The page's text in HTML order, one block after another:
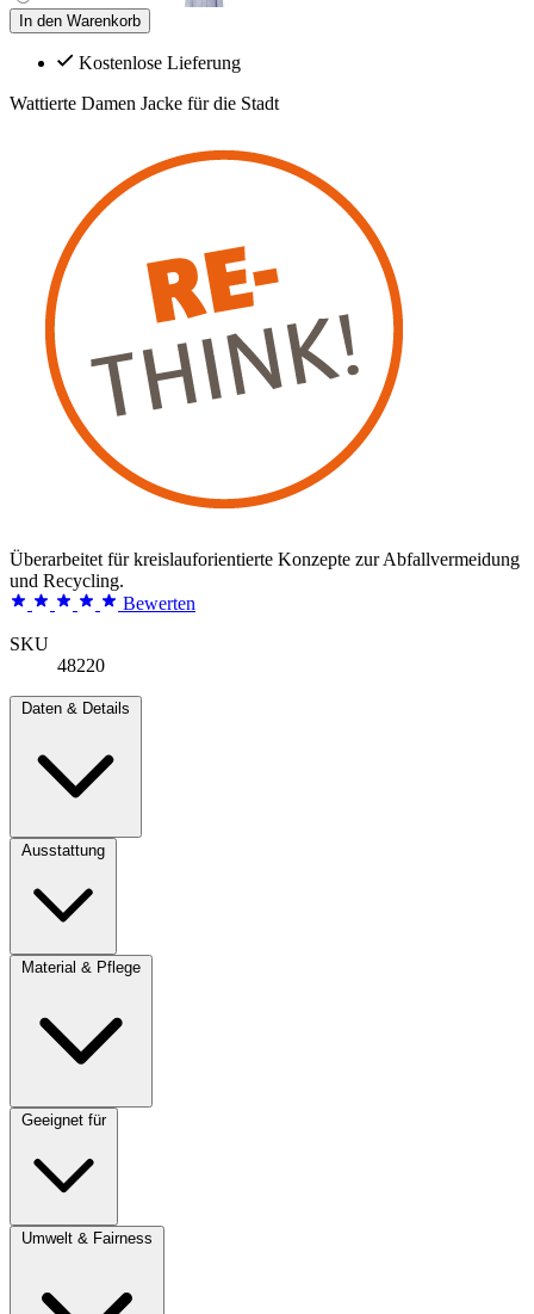
In den Warenkorb
Kostenlose Lieferung
Wattierte Damen Jacke für die Stadt
Überarbeitet für kreislauforientierte Konzepte zur Abfallvermeidung
und Recycling.
Bewerten
SKU
48220
Daten & Details
Ausstattung
Material & Pflege
Geeignet für
Umwelt & Fairness